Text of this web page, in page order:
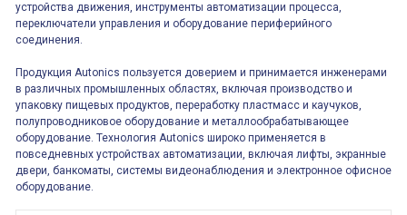
устройства движения, инструменты автоматизации процесса,
переключатели управления и оборудование периферийного
соединения.
Продукция Autonics пользуется доверием и принимается инженерами
в различных промышленных областях, включая производство и
упаковку пищевых продуктов, переработку пластмасс и каучуков,
полупроводниковое оборудование и металлообрабатывающее
оборудование. Технология Autonics широко применяется в
повседневных устройствах автоматизации, включая лифты, экранные
двери, банкоматы, системы видеонаблюдения и электронное офисное
оборудование.